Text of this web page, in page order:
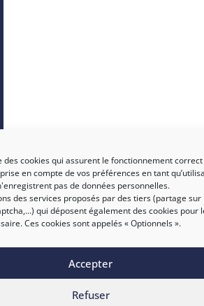
cookies qui assurent le fonctionnement
en compte de vos préférences en tant
pas de données personnelles.
des services proposés par des tiers (partage sur
qui déposent également des cookies pour
Ces cookies sont appelés « Optionnels ».
Accepter
Refuser
SICTIAM